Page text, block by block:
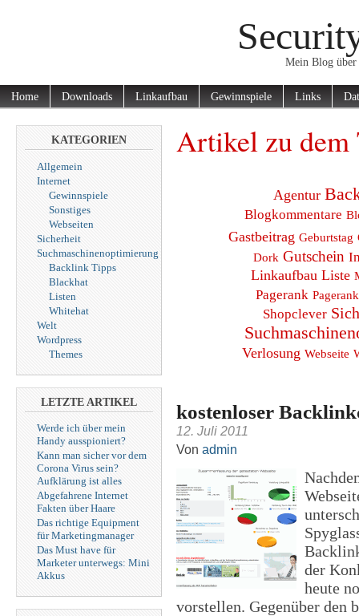
Mein Blog
Home Downloads Linkaufbau Gewinnspiele Links
KATEGORIEN
Allgemein
Internet
Gewinnspiele
Sonstiges
Webseiten
Sicherheit
Suchmaschinenoptimierung
Backlink Tipps
Blackhat
Listen
Whitehat
Welt
Wordpress
Themes
LETZTE ARTIKEL
Werde ich über mein
Handy ausspioniert?
Kann man sicher vor dem
Corona Virus sein?
Aufklärung ist alles
Abgefahrene Internet
Fakten über Haare
Das richtige Equipment
für Marketingmanager
Das Must have für
Marketer unterwegs: Mini
Akkus
Artikel zu dem
Agentur
Blogkommentare
Gastbeitrag Geburtstag
Dork Gutschein
Linkaufbau Liste
Pagerank
Shopclever
Verlosung Webseite
kostenloser
12. Juli 2011
Von admin
der
heute
vorstellen. Gegenüber den